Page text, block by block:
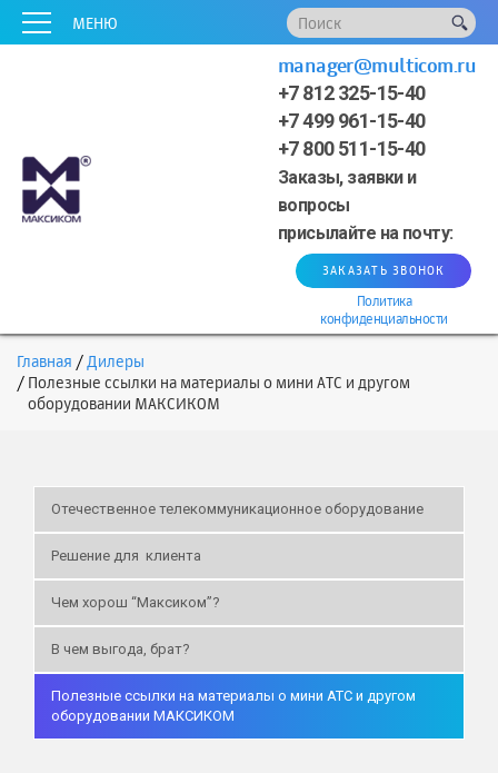
МЕНЮ
+7 812 325-15-40
+7 499 961-15-40
+7 800 511-15-40
Заказы, заявки и
вопросы
присылайте на почту:
manager@multicom.ru
ЗАКАЗАТЬ ЗВОНОК
Политика
конфиденциальности
Главная
Дилеры
Полезные ссылки на материалы о мини АТС и другом
оборудовании МАКСИКОМ
Отечественное телекоммуникационное оборудование
Решение для клиента
Чем хорош “Максиком”?
В чем выгода, брат?
Полезные ссылки на материалы о мини АТС и другом
оборудовании МАКСИКОМ
xxxxx